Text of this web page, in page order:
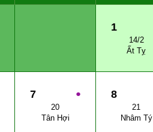
1
14/2
Ất Tỵ
●
7
20
Tân Hợi
8
21
Nhâm Tý